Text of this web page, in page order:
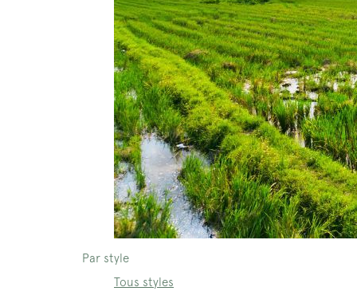
Par style
Tous styles